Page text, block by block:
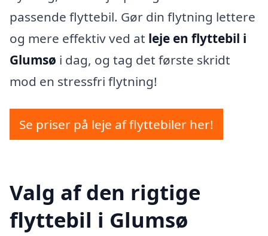
passende flyttebil. Gør din flytning lettere
og mere effektiv ved at leje en flyttebil i
Glumsø i dag, og tag det første skridt
mod en stressfri flytning!
Se priser på leje af flyttebiler her!
Valg af den rigtige
flyttebil i Glumsø